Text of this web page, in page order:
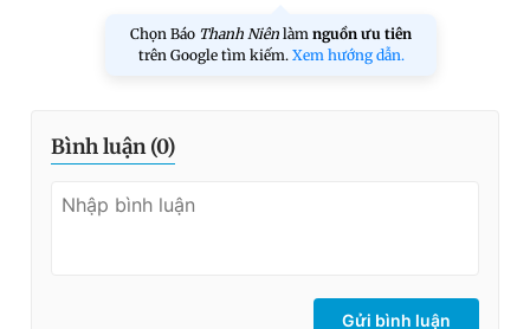
Chọn Báo Thanh Niên làm nguồn ưu tiên
trên Google tìm kiếm. Xem hướng dẫn.
Bình luận (0)
Gửi bình luận